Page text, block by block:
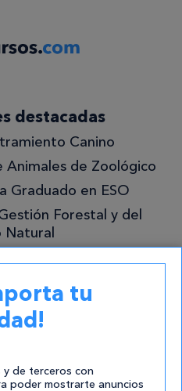
destacadas
Canino
Animales de Zoológico
Graduado en ESO
Forestal y del
Natural
tu
y de terceros con
poder mostrarte anuncios